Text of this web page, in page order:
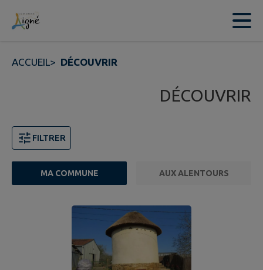
Contenu
ACCUEIL> DÉCOUVRIR
DÉCOUVRIR
FILTRER
MA COMMUNE AUX ALENTOURS